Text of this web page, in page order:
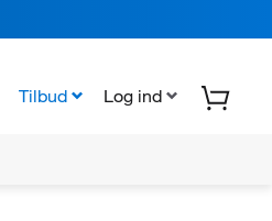
Tilbud Log ind